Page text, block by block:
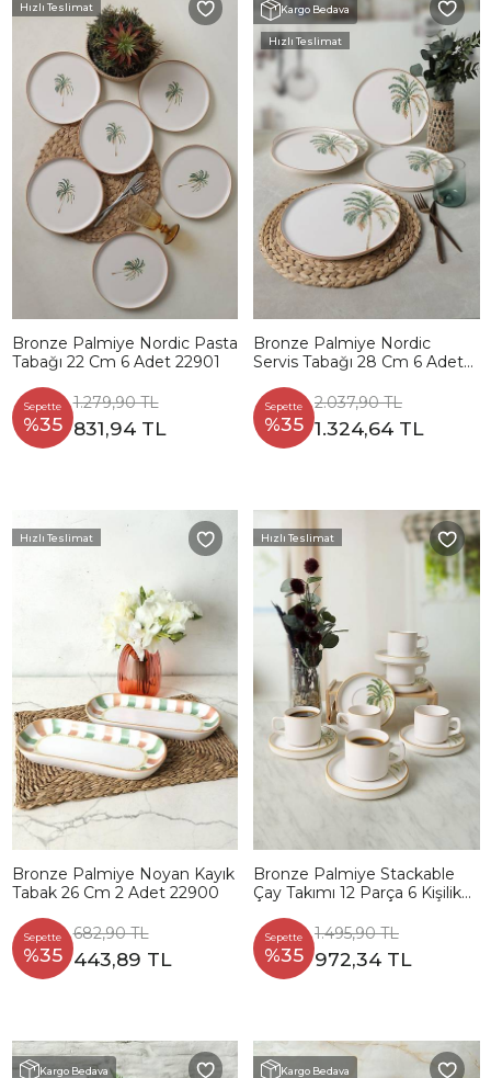
Hızlı Teslimat
Bronze Palmiye Nordic Pasta
Tabağı 22 Cm 6 Adet 22901
Sepette
%35
1.279,90 TL
831,94 TL
Kargo Bedava
Hızlı Teslimat
Bronze Palmiye Nordic
Servis Tabağı 28 Cm 6 Adet
Sepette
%35
2.037,90 TL
1.324,64 TL
Hızlı Teslimat
Bronze Palmiye Noyan Kayık
Tabak 26 Cm 2 Adet 22900
Sepette
%35
682,90 TL
443,89 TL
Hızlı Teslimat
Bronze Palmiye Stackable
Çay Takımı 12 Parça 6 Kişilik
Sepette
%35
1.495,90 TL
972,34 TL
Kargo Bedava Kargo Bedava